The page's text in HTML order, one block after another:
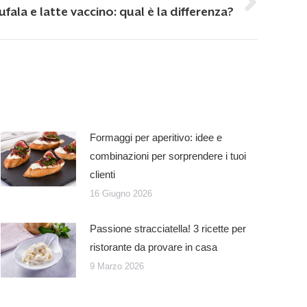
e latte vaccino: qual è la differenza?
Formaggi per aperitivo: idee e
combinazioni per sorprendere i tuoi
clienti
16 Giugno 2026
Passione stracciatella! 3 ricette per
ristorante da provare in casa
9 Marzo 2026